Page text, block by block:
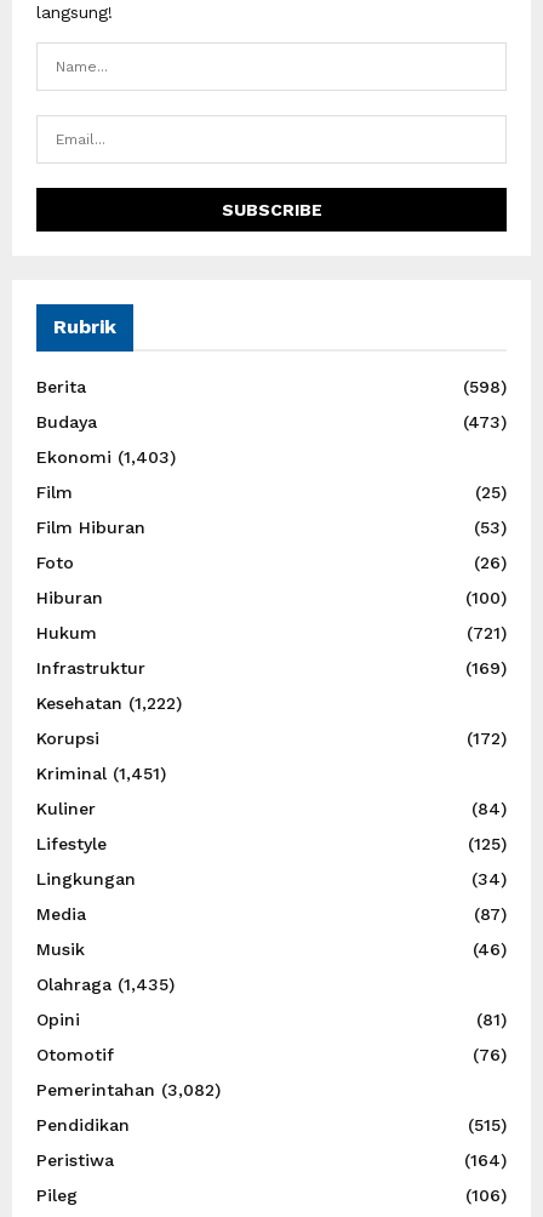
langsung!
Rubrik
Berita
(598)
Budaya
(473)
Ekonomi (1,403)
Film
(25)
Film Hiburan
(53)
Foto
(26)
Hiburan
(100)
Hukum
(721)
Infrastruktur
(169)
Kesehatan (1,222)
Korupsi
(172)
Kriminal (1,451)
Kuliner
(84)
Lifestyle
(125)
Lingkungan
(34)
Media
(87)
Musik
(46)
Olahraga (1,435)
Opini
(81)
Otomotif
(76)
Pemerintahan (3,082)
Pendidikan
(515)
Peristiwa
(164)
Pileg
(106)